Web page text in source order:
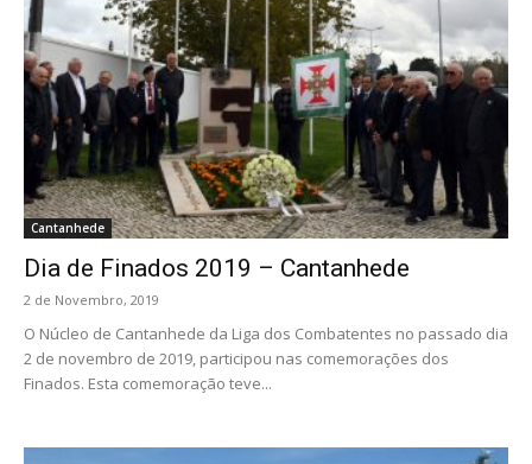
Cantanhede
Dia de Finados 2019 – Cantanhede
2 de Novembro, 2019
O Núcleo de Cantanhede da Liga dos Combatentes no passado dia
2 de novembro de 2019, participou nas comemorações dos
Finados. Esta comemoração teve...